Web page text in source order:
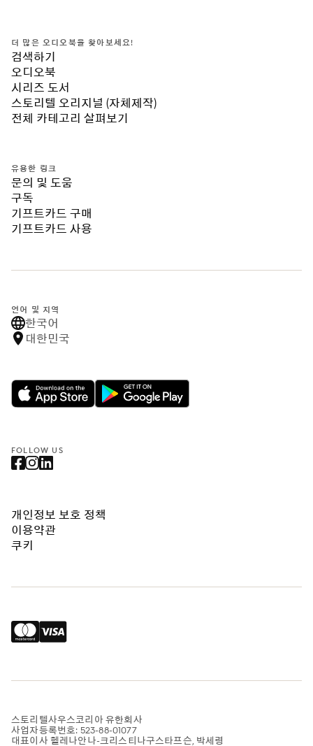
더 많은 오디오북을 찾아보세요!
검색하기
오디오북
시리즈 도서
스토리텔 오리지널 (자체제작)
전체 카테고리 살펴보기
유용한 링크
문의 및 도움
구독
기프트카드 구매
기프트카드 사용
언어 및 지역
한국어
대한민국
FOLLOW US
개인정보 보호 정책
이용약관
쿠키
스토리텔사우스코리아 유한회사
사업자등록번호: 523-88-01077
대표이사 헬레나안나-크리스티나구스타프슨, 박세령